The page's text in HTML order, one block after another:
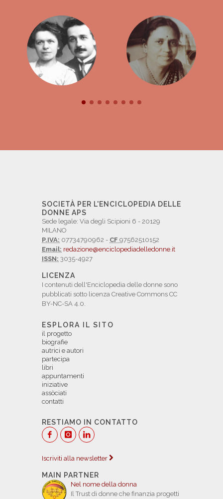
SOCIETÀ PER L'ENCICLOPEDIA DELLE
DONNE APS
Sede legale: Via degli Scipioni 6 - 20129
MILANO
P.IVA: 07734790962 - CF 97562510152
Email: redazione@enciclopediadelledonne.it
ISSN: 3035-4927
LICENZA
I contenuti dell'Enciclopedia delle donne sono
pubblicati sotto licenza Creative Commons CC
BY-NC-SA 4.0.
ESPLORA IL SITO
il progetto
biografie
autrici e autori
partecipa
libri
appuntamenti
iniziative
assòciati
contatti
RESTIAMO IN CONTATTO
Iscriviti alla newsletter
MAIN PARTNER
Nel nome della donna
Il Trust di donne che finanzia progetti